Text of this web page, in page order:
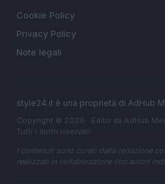
Cookie Policy
Privacy Policy
Note legali
style24.it è una proprietà di AdHub
Copyright © 2026 · Edito da AdHub
Tutti i diritti riservati
I contenuti sono curati dalla redazione
realizzati in collaborazione con autori